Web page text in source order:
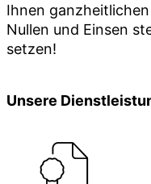
Ihnen
Nullen und Einsen
setzen!
Unsere